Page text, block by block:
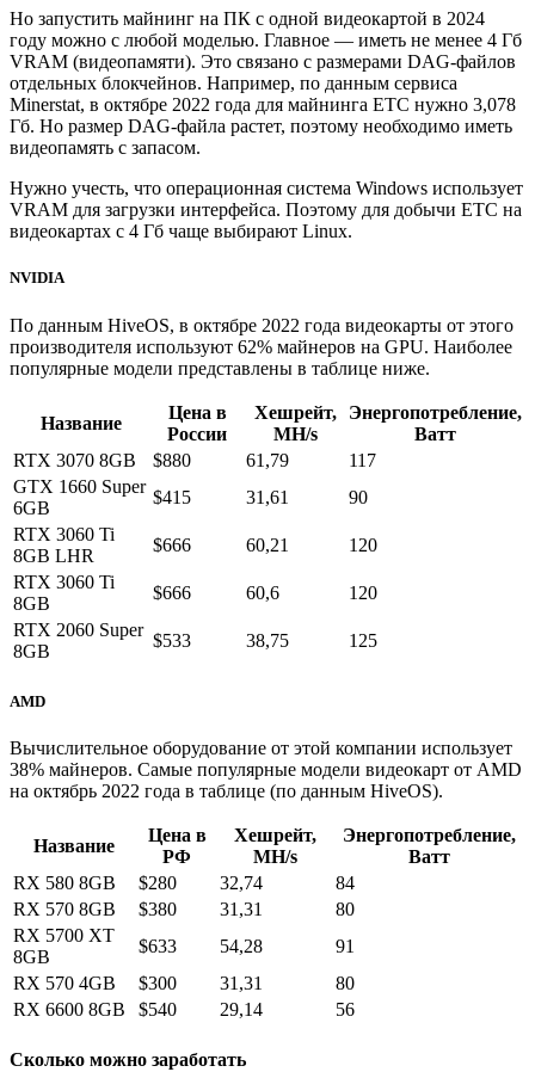
Но запустить майнинг на ПК с одной видеокартой в 2024
году можно с любой моделью. Главное — иметь не менее 4 Гб
VRAM (видеопамяти). Это связано с размерами DAG-файлов
отдельных блокчейнов. Например, по данным сервиса
Minerstat, в октябре 2022 года для майнинга ETC нужно 3,078
Гб. Но размер DAG-файла растет, поэтому необходимо иметь
видеопамять с запасом.
Нужно учесть, что операционная система Windows использует
VRAM для загрузки интерфейса. Поэтому для добычи ETC на
видеокартах с 4 Гб чаще выбирают Linux.
NVIDIA
По данным HiveOS, в октябре 2022 года видеокарты от этого
производителя используют 62% майнеров на GPU. Наиболее
популярные модели представлены в таблице ниже.
Название
Цена в
России
Хешрейт,
MH/s
Энергопотребление,
Ватт
RTX 3070 8GB
$880 61,79
117
GTX 1660 Super
6GB
$415 31,61
90
RTX 3060 Ti
8GB LHR
$666 60,21
120
RTX 3060 Ti
8GB
$666 60,6
120
RTX 2060 Super
8GB
$533 38,75 125
AMD
Вычислительное оборудование от этой компании использует
38% майнеров. Самые популярные модели видеокарт от AMD
на октябрь 2022 года в таблице (по данным HiveOS).
Название
Цена в
РФ
Хешрейт,
MH/s
Энергопотребление,
Ватт
RX 580 8GB
$280 32,74
84
RX 570 8GB
$380 31,31
80
RX 5700 XT
8GB
$633 54,28
91
RX 570 4GB
$300 31,31
80
RX 6600 8GB
$540 29,14 56
Сколько можно заработать